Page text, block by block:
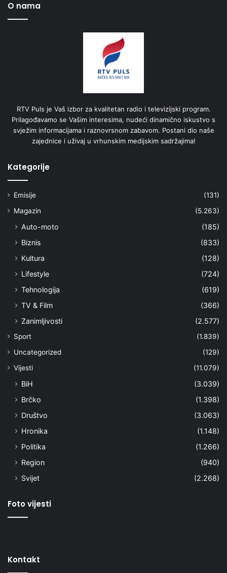
O nama
RTV Puls je Vaš izbor za kvalitetan radio i televizijski program.
Prilagođavamo se Vašim interesima, nudeći dinamično iskustvo s
svježim informacijama i raznovrsnom zabavom. Postani dio naše
zajednice i uživaj u vrhunskim medijskim sadržajima!
Kategorije
Emisije
(131)
Magazin
(5.263)
Auto-moto
(185)
Biznis
(833)
Kultura
(128)
Lifestyle
(724)
Tehnologija
(619)
TV & Film
(366)
Zanimljivosti
(2.577)
Sport
(1.839)
Uncategorized
(129)
Vijesti
(11.079)
BiH
(3.039)
Brčko
(1.398)
Društvo
(3.063)
Hronika
(1.148)
Politika
(1.266)
Region
(940)
Svijet
(2.268)
Foto vijesti
Kontakt